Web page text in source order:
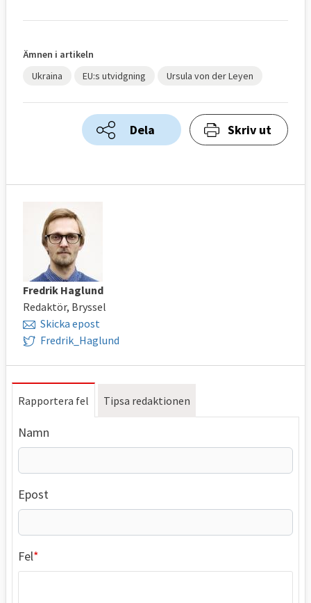
Ämnen i artikeln
Ukraina
EU:s utvidgning Ursula von der Leyen
Dela Skriv ut
Fredrik Haglund
Redaktör, Bryssel
Skicka epost
Fredrik_Haglund
Rapportera fel Tipsa redaktionen
Namn
Epost
Fel